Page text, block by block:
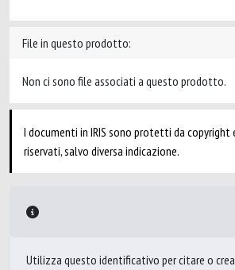
File in questo prodotto:
Non ci sono file associati a questo prodotto.
I documenti in IRIS sono protetti da
riservati, salvo diversa indicazione.
Utilizza questo identificativo per citare o